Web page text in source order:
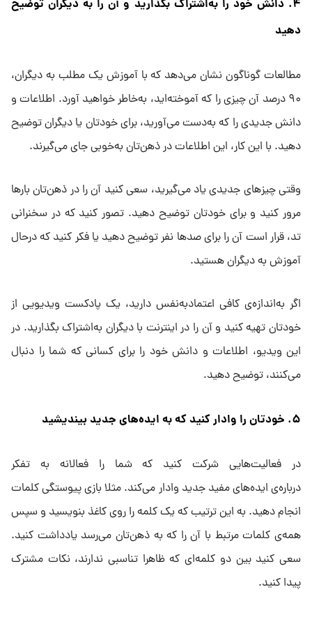
۴. دانش خود را به‌اشتراک بگذارید و آن را به دیگران توضیح
دهید
مطالعات گوناگون نشان می‌دهد که با آموزش یک مطلب به دیگران،
۹۰ درصد آن چیزی را که آموخته‌اید، به‌خاطر خواهید آورد. اطلاعات و
دانش جدیدی را که به‌دست می‌آورید، برای خودتان یا دیگران توضیح
دهید. با این کار، این اطلاعات در ذهن‌تان به‌خوبی جای می‌گیرند.
وقتی چیزهای جدیدی یاد می‌گیرید، سعی کنید آن را در ذهن‌تان بارها
مرور کنید و برای خودتان توضیح دهید. تصور کنید که در سخنرانی
تد، قرار است آن را برای صدها نفر توضیح دهید یا فکر کنید که درحال
آموزش به دیگران هستید.
اگر به‌اندازه‌ی کافی اعتماد‌به‌نفس دارید، یک پادکست ویدیویی از
خودتان تهیه کنید و آن را در اینترنت با دیگران به‌اشتراک بگذارید. در
این ویدیو، اطلاعات و دانش خود را برای کسانی که شما را دنبال
می‌کنند، توضیح دهید.
۵. خودتان را وادار کنید که به ایده‌های جدید بیندیشید
در فعالیت‌هایی شرکت کنید که شما را فعالانه به تفکر
درباره‌ی ایده‌های مفید جدید وادار می‌کند. مثلا بازی پیوستگی کلمات
انجام دهید. به این ترتیب که یک کلمه را روی کاغذ بنویسید و سپس
همه‌ی کلمات مرتبط با آن را که به ذهن‌تان می‌رسد یادداشت کنید.
سعی کنید بین دو کلمه‌ای که ظاهرا تناسبی ندارند، نکات مشترک
پیدا کنید.